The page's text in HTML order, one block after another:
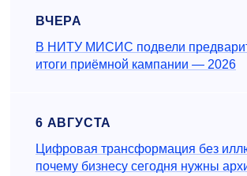
ВЧЕРА
В НИТУ МИСИС подвели
итоги приёмной кампании — 2026
6 АВГУСТА
Цифровая трансформация без
почему бизнесу сегодня нужны